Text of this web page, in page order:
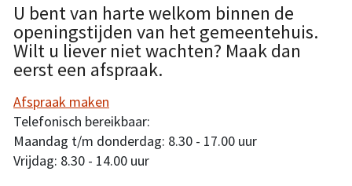
U bent van harte welkom binnen de
openingstijden van het gemeentehuis.
Wilt u liever niet wachten? Maak dan
eerst een afspraak.
Afspraak maken
Telefonisch bereikbaar:
Maandag t/m donderdag: 8.30 - 17.00 uur
Vrijdag: 8.30 - 14.00 uur